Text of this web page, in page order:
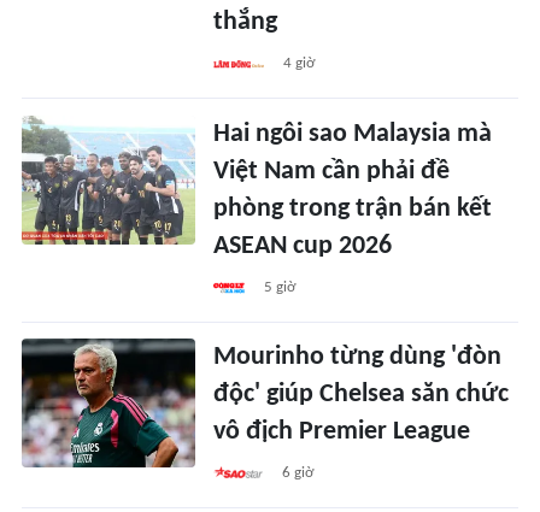
thắng
4 giờ
Hai ngôi sao Malaysia mà
Việt Nam cần phải đề
phòng trong trận bán kết
ASEAN cup 2026
5 giờ
Mourinho từng dùng 'đòn
độc' giúp Chelsea săn chức
vô địch Premier League
6 giờ